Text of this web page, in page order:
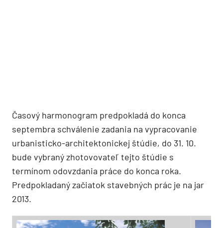
Časový harmonogram predpokladá do konca
septembra schválenie zadania na vypracovanie
urbanisticko-architektonickej štúdie, do 31. 10.
bude vybraný zhotovovateľ tejto štúdie s
termínom odovzdania práce do konca roka.
Predpokladaný začiatok stavebných prác je na jar
2013.